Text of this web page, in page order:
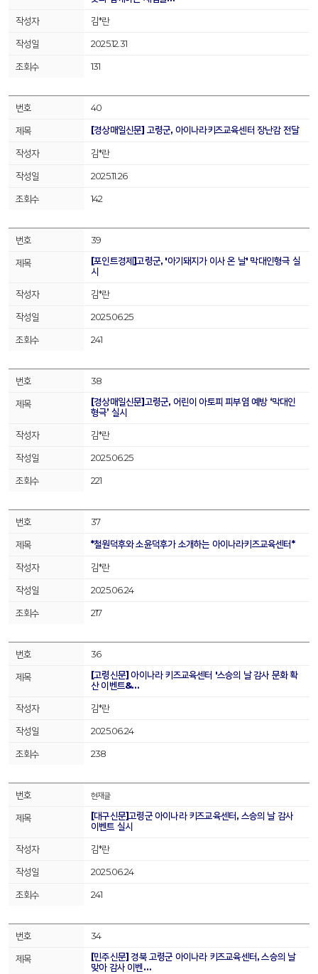
김*란
2025.12.31
131
40
[경상매일신문] 고령군, 아이나라키즈교육센터 장난감 전달
김*란
2025.11.26
142
39
[포인트경제]고령군, '아기돼지가 이사 온 날' 막대인형극 실
시
김*란
2025.06.25
241
38
[경상매일신문]고령군, 어린이 아토피 피부염 예방 ‘막대인
형극’ 실시
김*란
2025.06.25
221
37
*철원덕후와 소윤덕후가 소개하는 아이나라키즈교육센터*
김*란
2025.06.24
217
36
[고령신문] 아이나라 키즈교육센터 '스승의 날 감사 문화 확
산 이벤트&…
김*란
2025.06.24
238
현재글
[대구신문]고령군 아이나라 키즈교육센터, 스승의 날 감사
이벤트 실시
김*란
2025.06.24
241
34
[민주신문] 경북 고령군 아이나라 키즈교육센터, 스승의 날
맞아 감사 이벤…